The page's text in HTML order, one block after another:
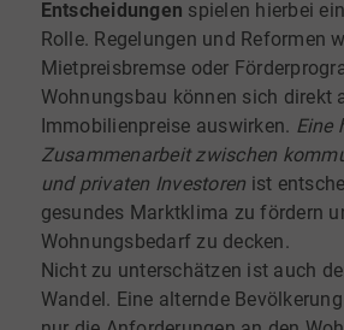
Entscheidungen spielen hierbei
Rolle. Regelungen und Reformen
Mietpreisbremse oder
Wohnungsbau können sich direkt
Immobilienpreise auswirken. Eine
Zusammenarbeit zwischen
und privaten Investoren ist
gesundes Marktklima zu fördern
Wohnungsbedarf zu decken.
Nicht zu unterschätzen ist auch
Wandel. Eine alternde